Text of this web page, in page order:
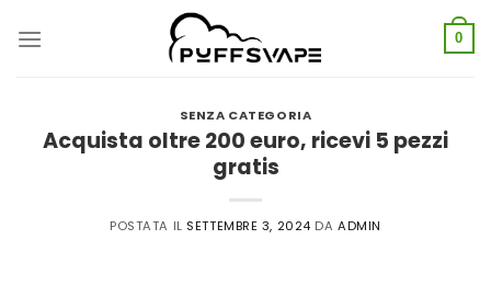
0
SENZA CATEGORIA
Acquista oltre 200 euro, ricevi 5 pezzi
gratis
POSTATA IL SETTEMBRE 3, 2024 DAADMIN